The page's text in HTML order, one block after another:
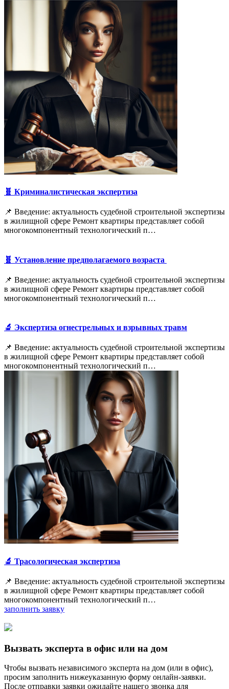
🧬 Криминалистическая экспертиза
📌 Введение: актуальность судебной строительной экспертизы
в жилищной сфере Ремонт квартиры представляет собой
многокомпонентный технологический п…
🧬 Установление предполагаемого возраста
📌 Введение: актуальность судебной строительной экспертизы
в жилищной сфере Ремонт квартиры представляет собой
многокомпонентный технологический п…
🔬 Экспертиза огнестрельных и взрывных травм
📌 Введение: актуальность судебной строительной экспертизы
в жилищной сфере Ремонт квартиры представляет собой
многокомпонентный технологический п…
🔬 Трасологическая экспертиза
📌 Введение: актуальность судебной строительной экспертизы
в жилищной сфере Ремонт квартиры представляет собой
многокомпонентный технологический п…
заполнить заявку
Вызвать эксперта в офис или на дом
Чтобы вызвать независимого эксперта на дом (или в офис),
просим заполнить нижеуказанную форму онлайн-заявки.
После отправки заявки ожидайте нашего звонка для